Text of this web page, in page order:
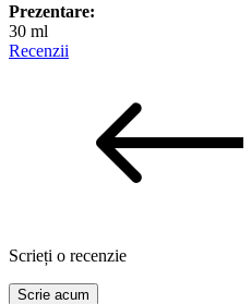
Prezentare:
30 ml
Recenzii
Scrieți o recenzie
Scrie acum